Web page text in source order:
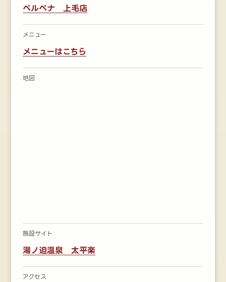
ベルベナ 上毛店
メニュー
メニューはこちら
地図
施設サイト
湯ノ迫温泉 太平楽
アクセス